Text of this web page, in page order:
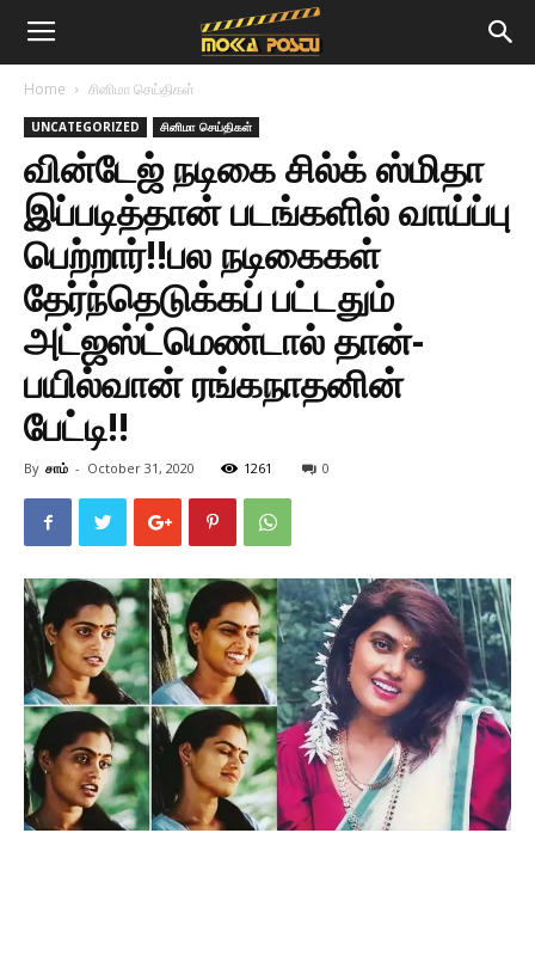
Home சினிமா செய்திகள்
UNCATEGORIZED சினிமா செய்திகள்
வின்டேஜ் நடிகை சில்க் ஸ்மிதா
இப்படித்தான் படங்களில் வாய்ப்பு
பெற்றார்!!பல நடிகைகள்
தேர்ந்தெடுக்கப் பட்டதும்
அட்ஜஸ்ட்மெண்டால் தான்-
பயில்வான் ரங்கநாதனின்
பேட்டி!!
By சாம் - October 31, 2020 1261 0